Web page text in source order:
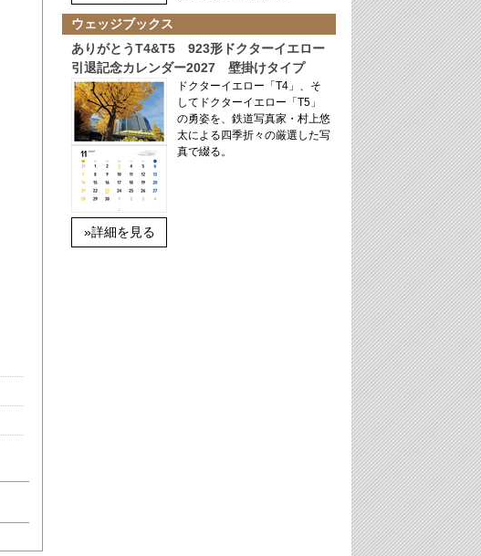
ウェッジブックス
ありがとうT4&T5 923形ドクターイエロー
引退記念カレンダー2027 壁掛けタイプ
»詳細を見る
ドクターイエロー「T4」、そ
してドクターイエロー「T5」
の勇姿を、鉄道写真家・村上悠
太による四季折々の厳選した写
真で綴る。